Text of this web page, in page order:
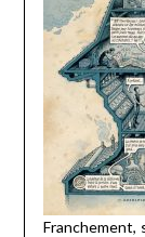
Franchement,